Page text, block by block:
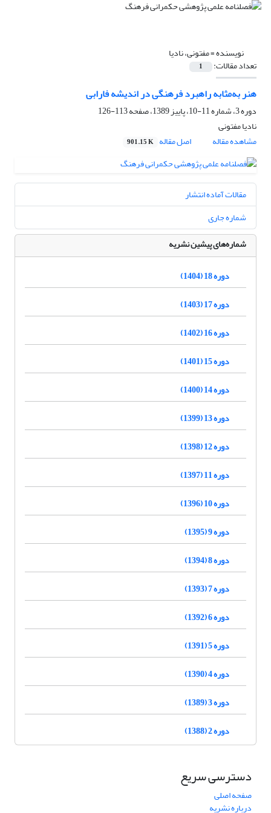
نویسنده =مفتونی، نادیا
تعداد مقالات: 1
هنر به‌مثابه راهبرد فرهنگی در اندیشه فارابی
دوره 3، شماره 11-10، پاییز 1389، صفحه
113-126
نادیا مفتونی
مشاهده مقاله
اصل مقاله 901.15 K
مقالات آماده انتشار
شماره جاری
شماره‌های پیشین نشریه
دوره 18 (1404)
دوره 17 (1403)
دوره 16 (1402)
دوره 15 (1401)
دوره 14 (1400)
دوره 13 (1399)
دوره 12 (1398)
دوره 11 (1397)
دوره 10 (1396)
دوره 9 (1395)
دوره 8 (1394)
دوره 7 (1393)
دوره 6 (1392)
دوره 5 (1391)
دوره 4 (1390)
دوره 3 (1389)
دوره 2 (1388)
دسترسی سریع
صفحه اصلی
درباره نشریه